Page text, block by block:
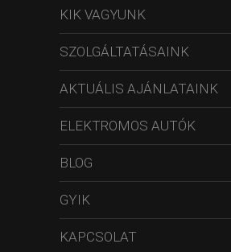
KIK VAGYUNK
SZOLGÁLTATÁSAINK
AKTUÁLIS AJÁNLATAINK
ELEKTROMOS AUTÓK
BLOG
GYIK
KAPCSOLAT